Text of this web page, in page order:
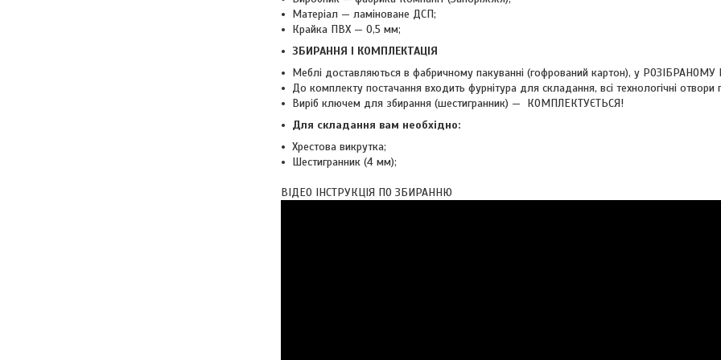
Матеріал — ламіноване ДСП;
Крайка ПВХ — 0,5 мм;
ЗБИРАННЯ І КОМПЛЕКТАЦІЯ
Меблі доставляються в фабричному пакуванні (гофрований картон), у РОЗІБРАНОМУ
До комплекту постачання входить фурнітура для складання, всі технологічні отвори
Виріб ключем для збирання (шестигранник) — КОМПЛЕКТУЄТЬСЯ!
Для складання вам необхідно:
Хрестова викрутка;
Шестигранник (4 мм);
ВІДЕО ІНСТРУКЦІЯ ПО ЗБИРАННЮ